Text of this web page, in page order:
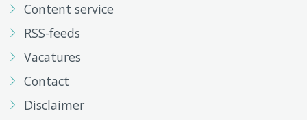
Content service
RSS-feeds
Vacatures
Contact
Disclaimer